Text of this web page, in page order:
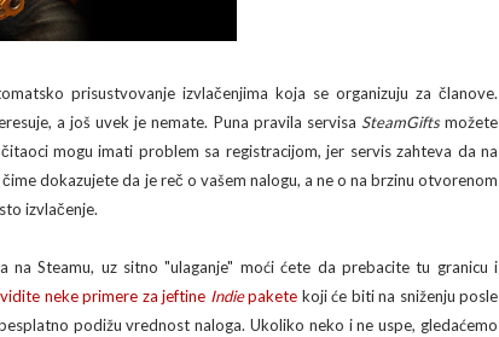
prisustvovanje izvlačenjima koja se organizuju za članove.
a još uvek je nemate. Puna pravila servisa SteamGiftsmožete
mogu imati problem sa registracijom, jer servis zahteva da na
dokazujete da je reč o vašem nalogu, a ne o na brzinu otvorenom
izvlačenje.
Steamu, uz sitno "ulaganje" moći ćete da prebacite tu granicu i
neke primere za jeftine Indiepakete koji će biti na sniženju posle
podižu vrednost naloga. Ukoliko neko i ne uspe, gledaćemo